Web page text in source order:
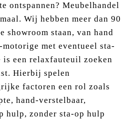
ontspannen? Meubelhandel
Wij hebben meer dan 90
showroom staan, van hand
met eventueel sta-
is een relaxfauteuil zoeken
Hierbij spelen
factoren een rol zoals
hand-verstelbaar,
hulp, zonder sta-op hulp